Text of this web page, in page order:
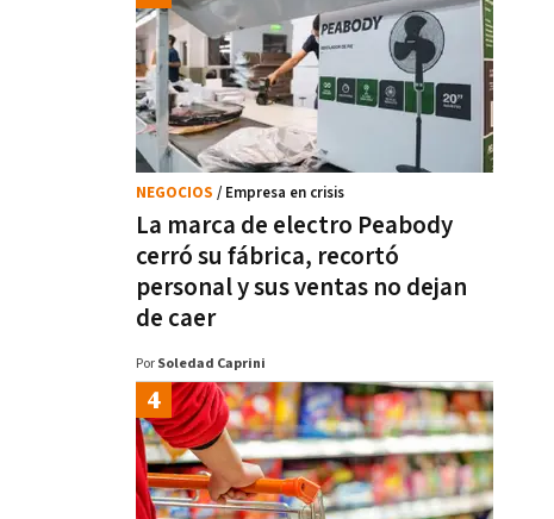
La marca de electro Peabody
cerró su fábrica, recortó
personal y sus ventas no dejan
de caer
NEGOCIOS / Empresa en crisis
Por Soledad Caprini